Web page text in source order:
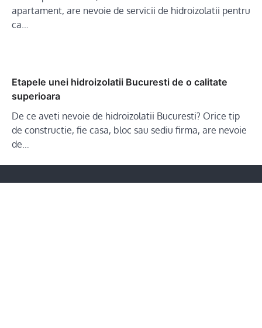
apartament, are nevoie de servicii de hidroizolatii pentru
ca…
Etapele unei hidroizolatii Bucuresti de o calitate
superioara
De ce aveti nevoie de hidroizolatii Bucuresti? Orice tip
de constructie, fie casa, bloc sau sediu firma, are nevoie
de…